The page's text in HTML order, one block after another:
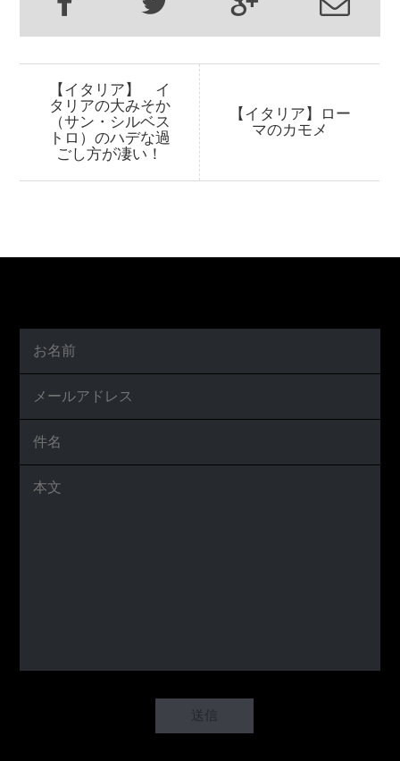
【イタリア】 イ
タリアの大みそか
（サン・シルベス
トロ）のハデな過
ごし方が凄い！
【イタリア】ロー
マのカモメ